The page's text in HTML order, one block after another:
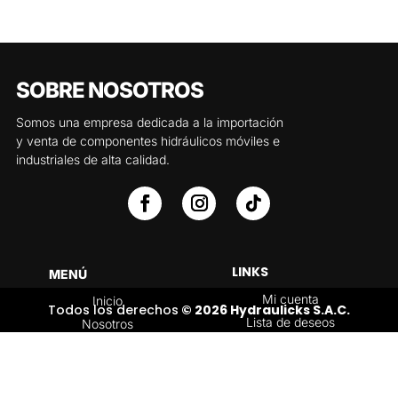
SOBRE NOSOTROS
Somos una empresa dedicada a la importación
y venta de componentes hidráulicos móviles e
industriales de alta calidad.
MENÚ
Inicio
Nosotros
LINKS
Mi cuenta
Lista de deseos
Todos los derechos © 2026 Hydraulicks S.A.C.